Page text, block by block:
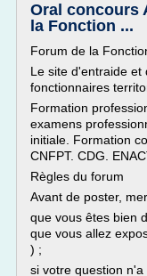
Oral concours
la Fonction ...
Forum de la
Le site d'entraide et
fonctionnaires
Formation
examens
initiale. Formation
CNFPT. CDG.
Règles du forum
Avant de poster,
que vous êtes bien
que vous allez
) ;
si votre question